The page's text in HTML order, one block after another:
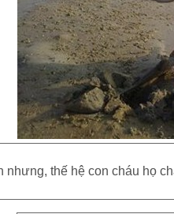
nhưng, thế hệ con cháu họ